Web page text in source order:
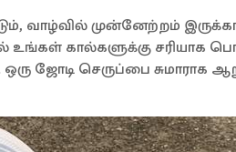
வாழ்வில் முன்னேற்றம்
கால்களுக்கு சரியாக
ஜோடி செருப்பை சுமாராக